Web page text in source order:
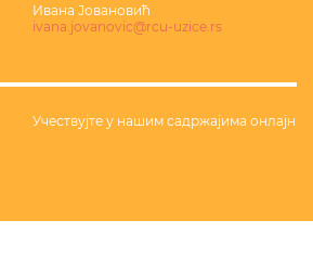
Ивана Јовановић
ivana.jovanovic@rcu-uzice.rs
Учествујте у нашим садржајима онлајн